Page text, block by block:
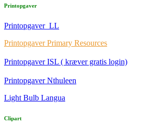
Printopgaver
Printopgaver LL
Printopgaver Primary Resources
Printopgaver ISL ( kræver gratis login)
Printopgaver Nthuleen
Light Bulb Langua
Clipart